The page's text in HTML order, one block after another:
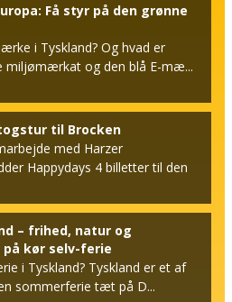
Få styr på den grønne
i Tyskland? Og hvad er
miljømærkat og den blå E-mæ...
til Brocken
med Harzer
Happydays 4 billetter til den
– frihed, natur og
kør selv-ferie
i Tyskland? Tyskland er et af
sommerferie tæt på D...